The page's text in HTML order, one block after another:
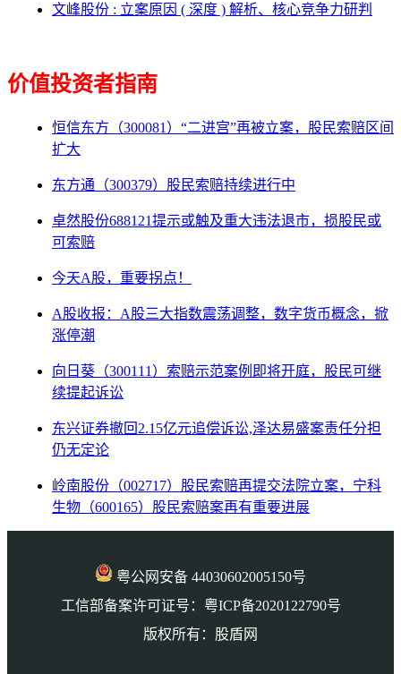
文峰股份 : 立案原因 ( 深度 ) 解析、核心竞争力研判
价值投资者指南
恒信东方（300081）“二进宫”再被立案，股民索赔区间
扩大
东方通（300379）股民索赔持续进行中
卓然股份688121提示或触及重大违法退市，损股民或
可索赔
今天A股，重要拐点！
A股收报：A股三大指数震荡调整，数字货币概念，掀
涨停潮
向日葵（300111）索赔示范案例即将开庭，股民可继
续提起诉讼
东兴证券撤回2.15亿元追偿诉讼,泽达易盛案责任分担
仍无定论
岭南股份（002717）股民索赔再提交法院立案，宁科
生物（600165）股民索赔案再有重要进展
粤公网安备 44030602005150号
工信部备案许可证号：粤ICP备2020122790号
版权所有：股盾网